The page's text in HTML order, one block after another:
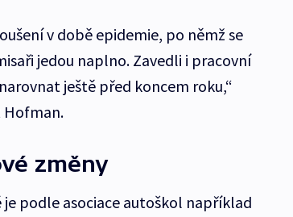
v době epidemie, po němž se
jedou naplno. Zavedli i pracovní
ještě před koncem roku,“
Hofman.
změny
podle asociace autoškol například